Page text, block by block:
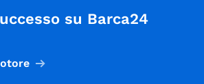
su Barca24